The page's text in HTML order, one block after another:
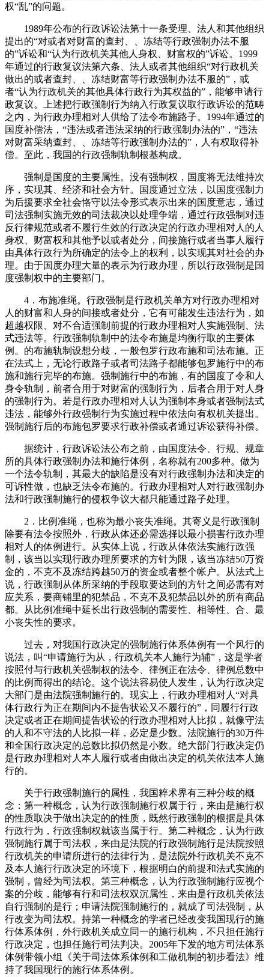
权“乱”的问题。
1989年公布的行政诉讼法第十一条受理、法人和其他组织
提出的“对或者对财富的查封、、冻结等行政强制办法不服
的”诉讼和“认为行政机关其他人身权、财富权的”诉讼。1999
年通过的行政复议法第六条、法人或者其他组织“对行政机关
做出的或者查封、、冻结财富等行政强制办法不服的”，或
者“认为行政机关的其他具体行政行为其权益的”，能够申请行
政复议。上述把行政强制行为纳入行政复议取行政诉讼的范畴
之内，为行政办理相对人供给了法令布施路子。1994年通过的
国度补偿法，“违法或者违法采纳的行政强制办法的”，“违法
对财富采纳查封、、冻结等行政强制办法的”，人有权取得补
偿。至此，我国的行政强制轨制根基构成。
强制是国度的主要属性。没有强制权，国度将无法维持次
序，实现其、经济和社会方针。国度通过立法，以国度强制力
为后援要求全社会恪守以法令形式表示出来的国度意志，通过
司法强制实施无效的司法裁决以处理争端，通过行政强制对违
反行律规范或者不履行生效的行政决定的行政办理相对人的人
身权、财富权和其他予以或者处分，间接施行或者当事人履行
由具体行政行为所确定的法令上的权利，以实现其对社会的办
理。由于国度办理大量的表示为行政办理，所以行政强制是国
度强制权中的主要部门。
4．布施准绳。行政强制是行政机关单方对行政办理相对
人的财富和人身的间接或者处分，它有可能发生违法行为，如
超越权限、对不合适强制前提的行政办理相对人实施强制、法
式违法等。行政强制轨制中的法令布施是均衡行取的主要体
例。的布施轨制设想分歧，一般包罗行政布施和司法布施。正
在法式上，无论行政路子或者司法路子都能够包罗施行中的布
施和施行完毕的布施。强制施行中的布施，有的国度了令和人
身令轨制，前者合用于对财富的强制行为，后者合用于对人身
的强制行为。若是行政办理相对人认为强制本身或者强制法式
违法，能够外行政强制行为实施过程中依法向有权机关提出。
强制施行后的布施包罗要求行政补偿或者通过诉讼获得补偿。
据统计，行政诉讼法公布之前，由国度法令、行规、规章
所的具体行政强制办法和施行体例，名称就有200多种。做为
一个法令轨制，其最大的缺陷是没有对行政强制办法和决定的
可诉性做，也缺乏法令布施的。行政办理相对人对行政强制办
法和行政强制施行的侵权争议大都只能通过路子处理。
2．比例准绳，也称为最小丧失准绳。其寄义是行政强制
除要有法令按照外，行政从体还必需选择以最小损害行政办理
相对人的体例进行。从实体上说，行政从体依法实施行政强
制，该当以实现行政办理所要求的方针为限，该当冻结50万资
金的，不克不及冻结跨越50万的资金或者整个帐户。从法式上
说，行政强制从体所采纳的手段取要达到的方针之间必需有对
应关系，要商铺里的犯禁品，不克不及犯禁品以外的所有商品
都。从比例准绳中延长出行政强制的需要性、相等性、合、最
小丧失性的要求。
过去，对我国行政决定的强制施行体系体例有一个风行的
说法，叫“申请施行为从，行政机关本人施行为辅”，这是学者
按照付与行政机关强制权的法令、律例正在法令、律例总数中
的比例而得出的结论。这个说法容易使人发生，认为行政决定
大部门是由法院强制施行的。现实上，行政办理相对人“对具
体行政行为正在期间内不提告状讼又不履行的”，同履行行政
决定或者正在期间提告状讼的行政办理相对人比拟，就像守法
的人和不守法的人比拟一样，必定是少数。法院施行的30万件
和全国行政决定的总数比拟仍然是小数。绝大部门行政决定仍
是行政办理相对人本人履行或者由做出决定的机关依法本人施
行的。
关于行政强制施行的属性，我国粹术界有三种分歧的概
念：第一种概念，认为行政强制施行权属于行，来由是施行权
的性质取决于做出决定的的性质，既然行政强制的根据是具体
行政行为，行政强制权就该当属于行。第二种概念，认为行政
强制施行属于司法权，来由是法院的行政强制施行是法院按照
行政机关的申请所进行的法律行为，是法院外行政机关不克不
及本人施行行政决定的环境下，根据明白的前提和法式实施的
强制，曾经为司法权。第三种概念，认为行政强制施行应视个
案的分歧，能够有行和司法权双沉属性，来由是行政机关依法
自行强制的是行；申请法院强制施行的，就成了司法强制，从
行改变为司法权。持第一种概念的学者已经改变我国现行的施
行体系体例，外行政机关成立同一的施行机构，不只担任施行
行政决定，也担任施行司法判决。2005年下发的地方司法体系
体例带领小组《关于司法体系体例和工做机制的初步看法》维
持了我国现行的施行体系体例。